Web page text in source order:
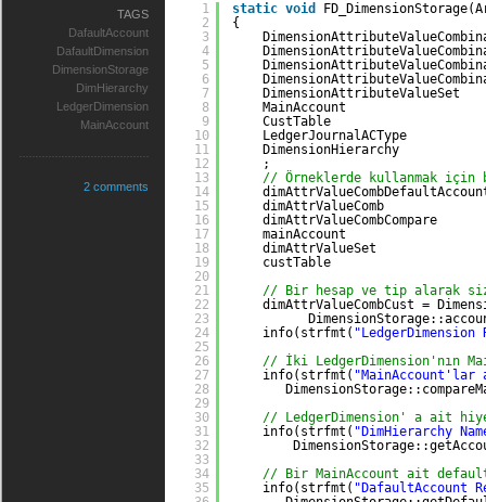
1
2
3
4
5
6
7
8
9
10
11
12
13
14
15
16
17
18
19
20
21
22
23
24
25
26
27
28
29
30
31
32
33
34
35
static void
{
DimensionAttributeValueSet
MainAccount
CustTable
LedgerJournalACType
DimensionHierarchy
;
// Örneklerde kullanmak için
dimAttrValueComb
dimAttrValueCombCompare
mainAccount
dimAttrValueSet
custTable
// Bir hesap ve tip alarak
dimAttrValueCombCust =
info(strfmt( "LedgerDimension
// İki LedgerDimension'nın
info(strfmt( "MainAccount'lar
// LedgerDimension' a ait
info(strfmt( "DimHierarchy
// Bir MainAccount ait
info(strfmt( "DafaultAccount
TAGS
DafaultAccount
DafaultDimension
DimensionStorage
DimHierarchy
LedgerDimension
MainAccount
2 comments